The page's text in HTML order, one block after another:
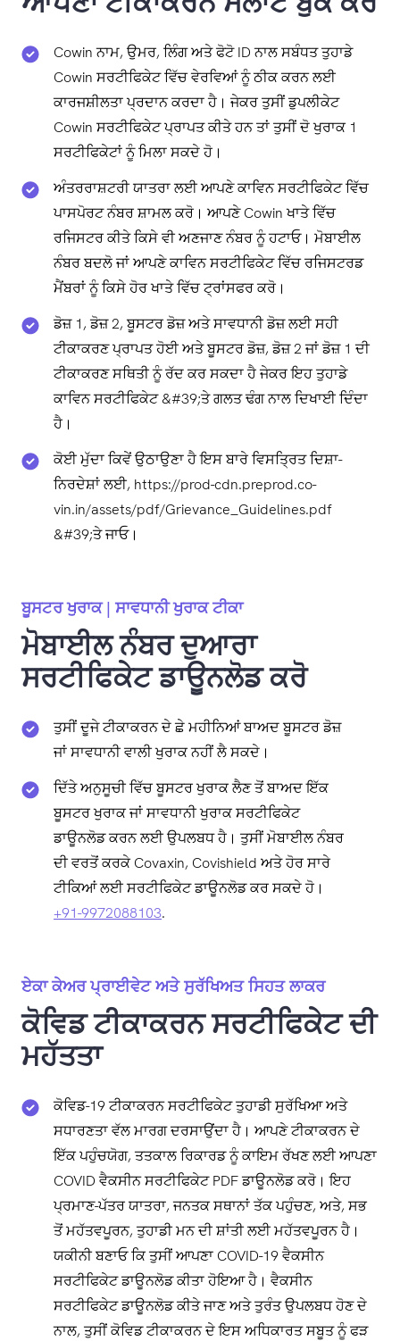
Cowin ਨਾਮ, ਉਮਰ, ਲਿੰਗ ਅਤੇ ਫੋਟੋ ID ਨਾਲ ਸਬੰਧਤ ਤੁਹਾਡੇ
Cowin ਸਰਟੀਫਿਕੇਟ ਵਿੱਚ ਵੇਰਵਿਆਂ ਨੂੰ ਠੀਕ ਕਰਨ ਲਈ
ਕਾਰਜਸ਼ੀਲਤਾ ਪ੍ਰਦਾਨ ਕਰਦਾ ਹੈ। ਜੇਕਰ ਤੁਸੀਂ ਡੁਪਲੀਕੇਟ
Cowin ਸਰਟੀਫਿਕੇਟ ਪ੍ਰਾਪਤ ਕੀਤੇ ਹਨ ਤਾਂ ਤੁਸੀਂ ਦੋ ਖੁਰਾਕ 1
ਸਰਟੀਫਿਕੇਟਾਂ ਨੂੰ ਮਿਲਾ ਸਕਦੇ ਹੋ।
ਅੰਤਰਰਾਸ਼ਟਰੀ ਯਾਤਰਾ ਲਈ ਆਪਣੇ ਕਾਵਿਨ ਸਰਟੀਫਿਕੇਟ ਵਿੱਚ
ਪਾਸਪੋਰਟ ਨੰਬਰ ਸ਼ਾਮਲ ਕਰੋ। ਆਪਣੇ Cowin ਖਾਤੇ ਵਿੱਚ
ਰਜਿਸਟਰ ਕੀਤੇ ਕਿਸੇ ਵੀ ਅਣਜਾਣ ਨੰਬਰ ਨੂੰ ਹਟਾਓ। ਮੋਬਾਈਲ
ਨੰਬਰ ਬਦਲੋ ਜਾਂ ਆਪਣੇ ਕਾਵਿਨ ਸਰਟੀਫਿਕੇਟ ਵਿੱਚ ਰਜਿਸਟਰਡ
ਮੈਂਬਰਾਂ ਨੂੰ ਕਿਸੇ ਹੋਰ ਖਾਤੇ ਵਿੱਚ ਟ੍ਰਾਂਸਫਰ ਕਰੋ।
ਡੋਜ਼ 1, ਡੋਜ਼ 2, ਬੂਸਟਰ ਡੋਜ਼ ਅਤੇ ਸਾਵਧਾਨੀ ਡੋਜ਼ ਲਈ ਸਹੀ
ਟੀਕਾਕਰਣ ਪ੍ਰਾਪਤ ਹੋਈ ਅਤੇ ਬੂਸਟਰ ਡੋਜ਼, ਡੋਜ਼ 2 ਜਾਂ ਡੋਜ਼ 1 ਦੀ
ਟੀਕਾਕਰਣ ਸਥਿਤੀ ਨੂੰ ਰੱਦ ਕਰ ਸਕਦਾ ਹੈ ਜੇਕਰ ਇਹ ਤੁਹਾਡੇ
ਕਾਵਿਨ ਸਰਟੀਫਿਕੇਟ &#39;ਤੇ ਗਲਤ ਢੰਗ ਨਾਲ ਦਿਖਾਈ ਦਿੰਦਾ
ਹੈ।
ਕੋਈ ਮੁੱਦਾ ਕਿਵੇਂ ਉਠਾਉਣਾ ਹੈ ਇਸ ਬਾਰੇ ਵਿਸਤ੍ਰਿਤ ਦਿਸ਼ਾ-
ਨਿਰਦੇਸ਼ਾਂ ਲਈ, https://prod-cdn.preprod.co-
vin.in/assets/pdf/Grievance_Guidelines.pdf
&#39;ਤੇ ਜਾਓ।
ਬੂਸਟਰ ਖੁਰਾਕ | ਸਾਵਧਾਨੀ ਖੁਰਾਕ ਟੀਕਾ
ਮੋਬਾਈਲ ਨੰਬਰ ਦੁਆਰਾ
ਸਰਟੀਫਿਕੇਟ ਡਾਊਨਲੋਡ ਕਰੋ
ਤੁਸੀਂ ਦੂਜੇ ਟੀਕਾਕਰਨ ਦੇ ਛੇ ਮਹੀਨਿਆਂ ਬਾਅਦ ਬੂਸਟਰ ਡੋਜ਼
ਜਾਂ ਸਾਵਧਾਨੀ ਵਾਲੀ ਖੁਰਾਕ ਨਹੀਂ ਲੈ ਸਕਦੇ।
ਦਿੱਤੇ ਅਨੁਸੂਚੀ ਵਿੱਚ ਬੂਸਟਰ ਖੁਰਾਕ ਲੈਣ ਤੋਂ ਬਾਅਦ ਇੱਕ
ਬੂਸਟਰ ਖੁਰਾਕ ਜਾਂ ਸਾਵਧਾਨੀ ਖੁਰਾਕ ਸਰਟੀਫਿਕੇਟ
ਡਾਊਨਲੋਡ ਕਰਨ ਲਈ ਉਪਲਬਧ ਹੈ। ਤੁਸੀਂ ਮੋਬਾਈਲ ਨੰਬਰ
ਦੀ ਵਰਤੋਂ ਕਰਕੇ Covaxin, Covishield ਅਤੇ ਹੋਰ ਸਾਰੇ
ਟੀਕਿਆਂ ਲਈ ਸਰਟੀਫਿਕੇਟ ਡਾਊਨਲੋਡ ਕਰ ਸਕਦੇ ਹੋ।
+91-9972088103.
ਏਕਾ ਕੇਅਰ ਪ੍ਰਾਈਵੇਟ ਅਤੇ ਸੁਰੱਖਿਅਤ ਸਿਹਤ ਲਾਕਰ
ਕੋਵਿਡ ਟੀਕਾਕਰਨ ਸਰਟੀਫਿਕੇਟ ਦੀ
ਮਹੱਤਤਾ
ਕੋਵਿਡ-19 ਟੀਕਾਕਰਨ ਸਰਟੀਫਿਕੇਟ ਤੁਹਾਡੀ ਸੁਰੱਖਿਆ ਅਤੇ
ਸਧਾਰਣਤਾ ਵੱਲ ਮਾਰਗ ਦਰਸਾਉਂਦਾ ਹੈ। ਆਪਣੇ ਟੀਕਾਕਰਨ ਦੇ
ਇੱਕ ਪਹੁੰਚਯੋਗ, ਤਤਕਾਲ ਰਿਕਾਰਡ ਨੂੰ ਕਾਇਮ ਰੱਖਣ ਲਈ ਆਪਣਾ
COVID ਵੈਕਸੀਨ ਸਰਟੀਫਿਕੇਟ PDF ਡਾਊਨਲੋਡ ਕਰੋ। ਇਹ
ਪ੍ਰਮਾਣ-ਪੱਤਰ ਯਾਤਰਾ, ਜਨਤਕ ਸਥਾਨਾਂ ਤੱਕ ਪਹੁੰਚਣ, ਅਤੇ, ਸਭ
ਤੋਂ ਮਹੱਤਵਪੂਰਨ, ਤੁਹਾਡੀ ਮਨ ਦੀ ਸ਼ਾਂਤੀ ਲਈ ਮਹੱਤਵਪੂਰਨ ਹੈ।
ਯਕੀਨੀ ਬਣਾਓ ਕਿ ਤੁਸੀਂ ਆਪਣਾ COVID-19 ਵੈਕਸੀਨ
ਸਰਟੀਫਿਕੇਟ ਡਾਊਨਲੋਡ ਕੀਤਾ ਹੋਇਆ ਹੈ। ਵੈਕਸੀਨ
ਸਰਟੀਫਿਕੇਟ ਡਾਊਨਲੋਡ ਕੀਤੇ ਜਾਣ ਅਤੇ ਤੁਰੰਤ ਉਪਲਬਧ ਹੋਣ ਦੇ
ਨਾਲ, ਤੁਸੀਂ ਕੋਵਿਡ ਟੀਕਾਕਰਨ ਦੇ ਇਸ ਅਧਿਕਾਰਤ ਸਬੂਤ ਨੂੰ ਫੜ